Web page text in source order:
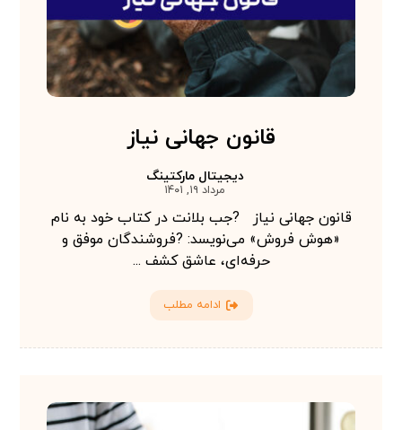
قانون جهانی نیاز
دیجیتال مارکتینگ
مرداد ۱۹, ۱۴۰۱
قانون جهانی نیاز ?جب بلانت در کتاب خود به نام
«هوش فروش» می‌نویسد: ?فروشندگان موفق و
حرفه‌ای، عاشق کشف ...
ادامه مطلب